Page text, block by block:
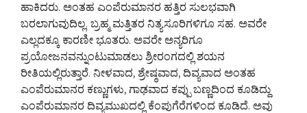
ಹಾಕಿದರು. ಅಂತಹ ಎಂಪೆರುಮಾನರ ಹತ್ತಿರ ಸುಲಭವಾಗಿ
ಬರಲಾಗುವುದಿಲ್ಲ. ಬ್ರಹ್ಮ ಮತ್ತಿತರ ನಿತ್ಯಸೂರಿಗಳಿಗೂ ಸಹ. ಅವರೇ
ಎಲ್ಲದಕ್ಕೂ ಕಾರಣೀ ಭೂತರು. ಅವರೇ ಅನ್ಯರಿಗೂ
ಪ್ರಯೋಜನವನ್ನುಂಟುಮಾಡಲು ಶ್ರೀರಂಗದಲ್ಲಿ ಶಯನ
ರೀತಿಯಲ್ಲಿರುತ್ತಾರೆ. ನೀಳವಾದ, ಶ್ರೇಷ್ಠವಾದ, ದಿವ್ಯವಾದ ಅಂತಹ
ಎಂಪೆರುಮಾನರ ಕಣ್ಣುಗಳು, ಗಾಢವಾದ ಕಪ್ಪು ಬಣ್ಣದಿಂದ ಕೂಡಿದ್ದು
ಎಂಪೆರುಮಾನರ ದಿವ್ಯಮುಖದಲ್ಲಿ ಕೆಂಪುಗೆರೆಗಳಿಂದ ಕೂಡಿದೆ. ಅವು